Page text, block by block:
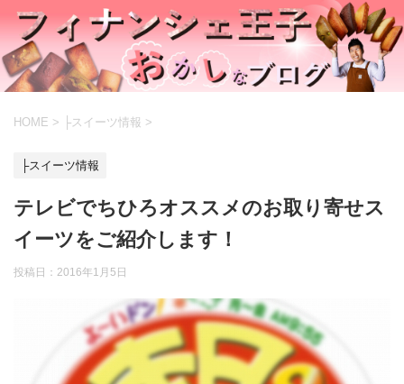
HOME > ├スイーツ情報 >
├スイーツ情報
テレビでちひろオススメのお取り寄せス
イーツをご紹介します！
投稿日： 2016年1月5日